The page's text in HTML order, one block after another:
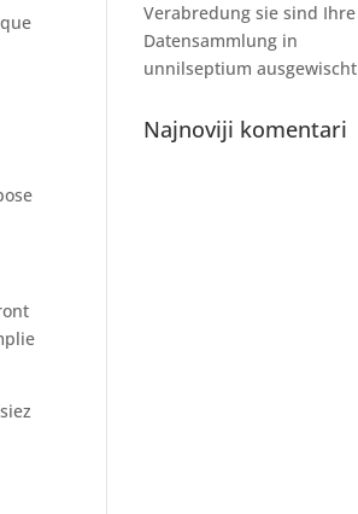
Verabredung sie sind Ihre
Datensammlung in
unnilseptium ausgewischt
Najnoviji komentari